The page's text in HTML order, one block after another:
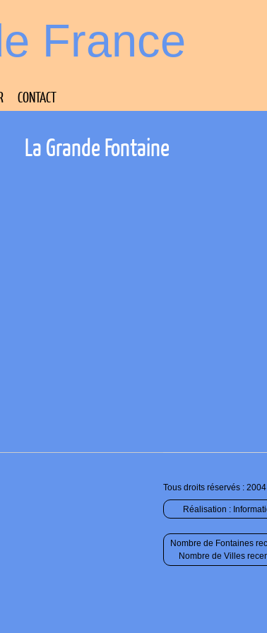
France
CONTACT
La Grande Fontaine
Tous droits réservés :
Réalisation :
Nombre de Fontaines
Nombre de Villes